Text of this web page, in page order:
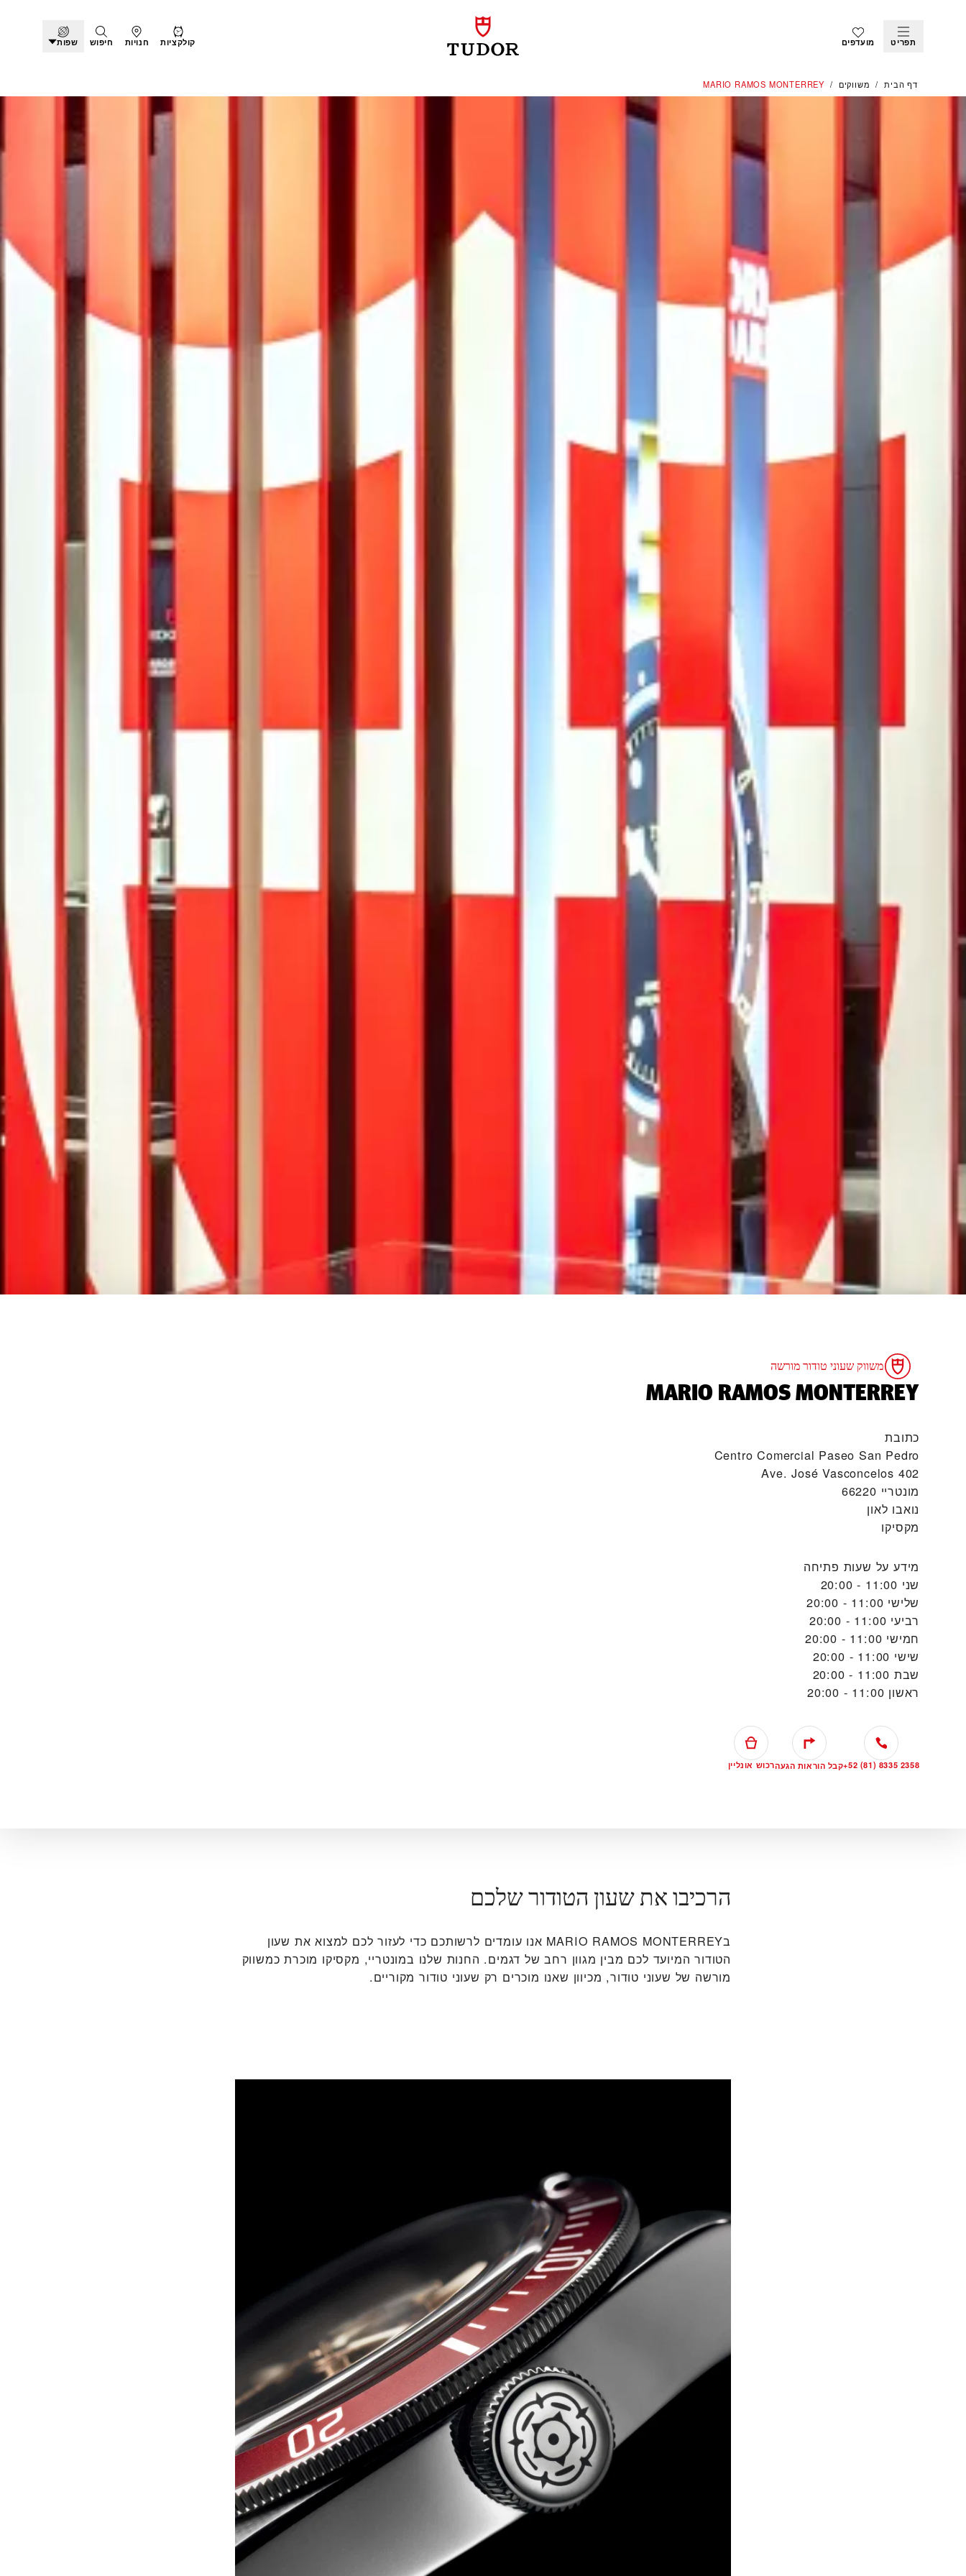
תפריט מועדפים קולקציות חנויות חיפוש שפות
דף הבית משווקים ‭MARIO RAMOS MONTERREY‬
משווק שעוני טודור מורשה
‭MARIO RAMOS MONTERREY‬
כתובת
Centro Comercial Paseo San Pedro
402 Ave. José Vasconcelos
מונטריי 66220
נואבו לאון
מקסיקו
מידע על שעות פתיחה
שני 11:00 - 20:00
שלישי 11:00 - 20:00
רביעי 11:00 - 20:00
חמישי 11:00 - 20:00
שישי 11:00 - 20:00
שבת 11:00 - 20:00
ראשון 11:00 - 20:00
+52 (81) 8335 2358קבל הוראות הגעהרכוש אונליין
הרכיבו את שעון הטודור שלכם
ב‭MARIO RAMOS MONTERREY‬ אנו עומדים לרשותכם כדי לעזור לכם למצוא את שעון
הטודור המיועד לכם מבין מגוון רחב של דגמים. החנות שלנו במונטריי, מקסיקו מוכרת כמשווק
מורשה של שעוני טודור, מכיוון שאנו מוכרים רק שעוני טודור מקוריים.